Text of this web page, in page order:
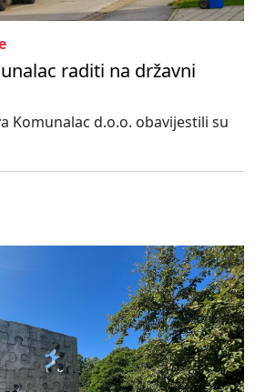
raditi na državni
Komunalac d.o.o. obavijestili su